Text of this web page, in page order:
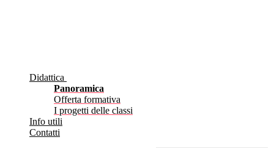
Didattica
Panoramica
Offerta formativa
I progetti delle classi
Info utili
Contatti